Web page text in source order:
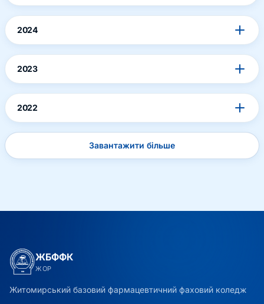
2024
2023
2022
Завантажити більше
ЖБФФК
ЖОР
Житомирський базовий фармацевтичний фаховий коледж